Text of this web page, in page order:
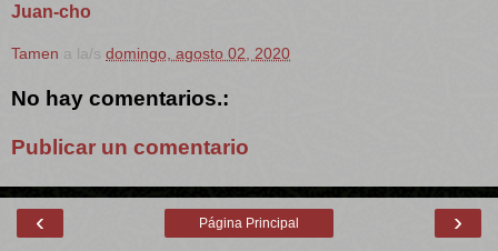
Juan-cho
Tamen a la/s domingo, agosto 02, 2020
No hay comentarios.:
Publicar un comentario
‹ ›
Página Principal